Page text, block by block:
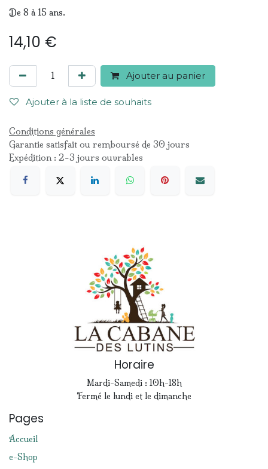
De 8 à 15 ans.
14,10 €
Ajouter au panier
Ajouter à la liste de souhaits
Conditions générales
Garantie satisfait ou remboursé de 30 jours
Expédition : 2-3 jours ouvrables
Horaire
Mardi-Samedi : 10h-18h
Fermé le lundi et le dimanche
Pages
Accueil
e-Shop